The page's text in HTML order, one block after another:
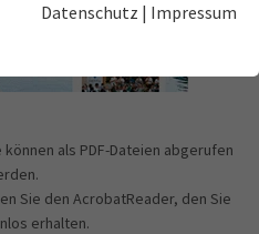
Datenschutz | Impressum
als PDF-Dateien abgerufen
Sie den AcrobatReader, den Sie
erhalten.